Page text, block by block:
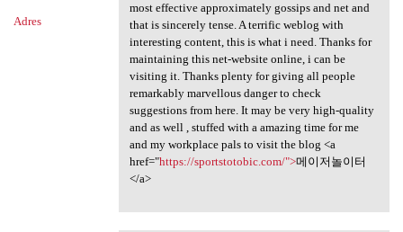
Adres
most effective approximately gossips and net and
that is sincerely tense. A terrific weblog with
interesting content, this is what i need. Thanks for
maintaining this net-website online, i can be
visiting it. Thanks plenty for giving all people
remarkably marvellous danger to check
suggestions from here. It may be very high-quality
and as well , stuffed with a amazing time for me
and my workplace pals to visit the blog <a
href="https://sportstotobic.com/">메이저놀이터
</a>